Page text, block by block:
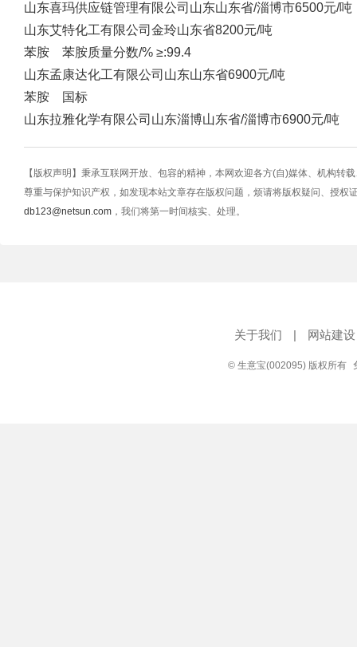
山东喜玛供应链管理有限公司 山东山东省/淄博市6500元/吨
山东艾特化工有限公司 金玲山东省8200元/吨
苯胺 苯胺质量分数/% ≥:99.4
山东孟康达化工有限公司 山东山东省6900元/吨
苯胺 国标
山东拉雅化学有限公司 山东淄博山东省/淄博市6900元/吨
【版权声明】秉承互联网开放、包容的精神，本网欢迎各方(自)媒体、机构转
尊重与保护知识产权，如发现本站文章存在版权问题，烦请将版权疑问、授权
db123@netsun.com ，我们将第一时间核实、处理。
关于我们 | 网站建设
© 生意宝(002095) 版权所有